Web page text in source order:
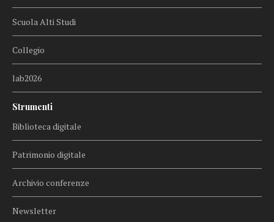
Scuola Alti Studi
Collegio
lab2026
Strumenti
Biblioteca digitale
Patrimonio digitale
Archivio conferenze
Newsletter